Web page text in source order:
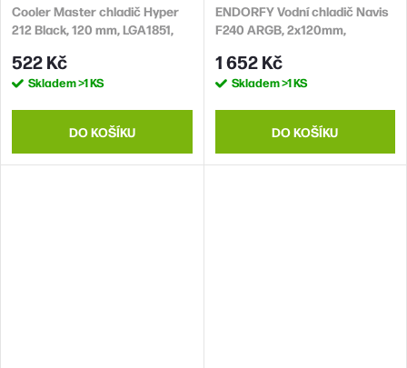
Cooler Master chladič Hyper
212 Black, 120 mm, LGA1851,
522 Kč
Skladem>1 KS
DO KOŠÍKU
ENDORFY Vodní chladič Navis
F240 ARGB, 2x120mm,
1 652 Kč
Skladem>1 KS
DO KOŠÍKU